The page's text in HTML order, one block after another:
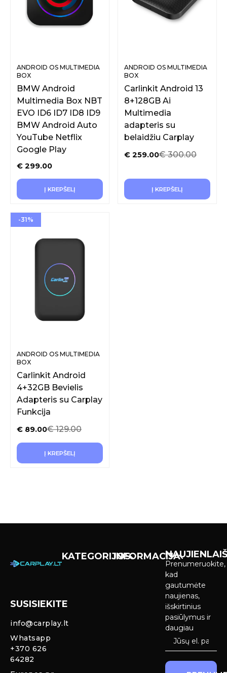
ANDROID OS MULTIMEDIA
BOX
BMW Android
Multimedia Box NBT
EVO ID6 ID7 ID8 ID9
BMW Android Auto
YouTube Netflix
Google Play
€ 299.00
Į KREPŠELĮ
ANDROID OS MULTIMEDIA
BOX
Carlinkit Android 13
8+128GB Ai
Multimedia
adapteris su
belaidžiu Carplay
€300.00
€ 259.00
Į KREPŠELĮ
-31%
ANDROID OS MULTIMEDIA
BOX
Carlinkit Android
4+32GB Bevielis
Adapteris su Carplay
Funkcija
€129.00
€ 89.00
Į KREPŠELĮ
SUSISIEKITE
info@carplay.lt
Whatsapp
+370 626
64282
KATEGORIJOS
galinio vaizdo
INFORMACIJA
Prenumeruokite,
kad
gautumėte
naujienas,
išskirtinius
pasiūlymus ir
daugiau